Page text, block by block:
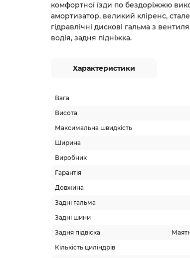
комфортної їзди по бездоріжжю
амортизатор, великий кліренс,
гідравлічні дискові гальма з
водія, задня підніжка.
Характеристики
Вага
Висота
Максимальна швидкість
Ширина
Виробник
Гарантія
Довжина
Задні гальма
Задні шини
Задня підвіска
Кількість циліндрів